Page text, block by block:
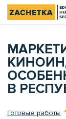
В
Готовые работы